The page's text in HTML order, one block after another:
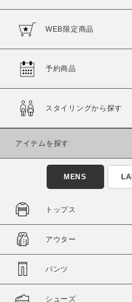
WEB限定商品
予約商品
スタイリングから探す
アイテムを探す
MENS
トップス
アウター
パンツ
シューズ